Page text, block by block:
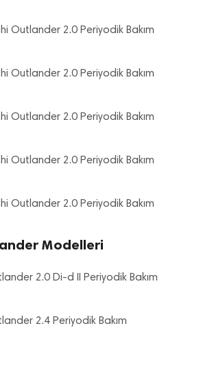
Outlander 2.0 Periyodik Bakım
Outlander 2.0 Periyodik Bakım
Outlander 2.0 Periyodik Bakım
Outlander 2.0 Periyodik Bakım
Outlander 2.0 Periyodik Bakım
Modelleri
2.0 Di-d II Periyodik Bakım
2.4 Periyodik Bakım